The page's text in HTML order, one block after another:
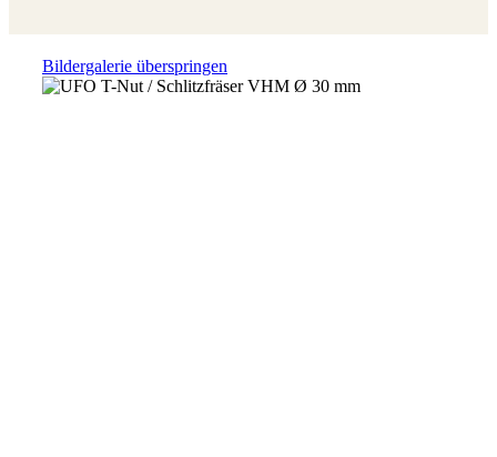
Bildergalerie überspringen